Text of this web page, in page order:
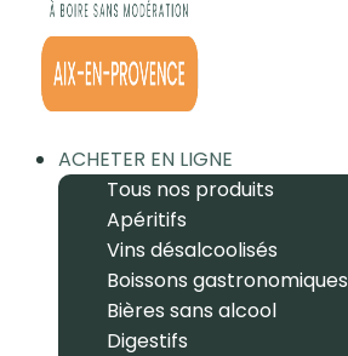
ACHETER EN LIGNE
Tous nos produits
Apéritifs
Vins désalcoolisés
Boissons gastronomiques
Bières sans alcool
Digestifs